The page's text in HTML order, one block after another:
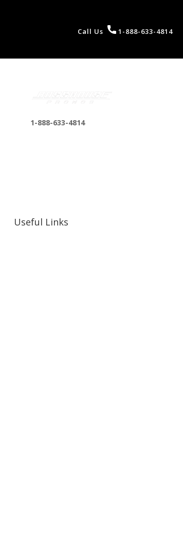
Call Us 1-888-633-4814
1-888-633-4814
Useful Links